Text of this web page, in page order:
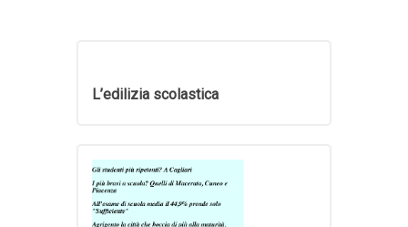
L’edilizia scolastica